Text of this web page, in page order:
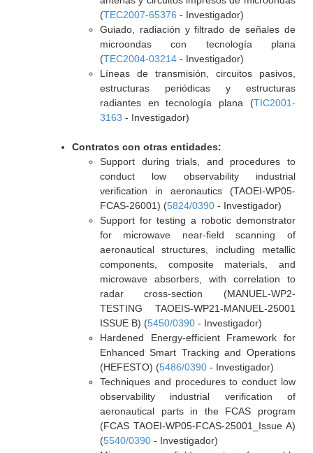
(TEC2007-65376 - Investigador)
Guiado, radiación y filtrado de señales de
microondas con tecnología plana
(TEC2004-03214- Investigador)
Líneas de transmisión, circuitos pasivos,
estructuras periódicas y estructuras
radiantes en tecnología plana (TIC2001-
3163 - Investigador)
Contratos con otras entidades:
Support during trials, and procedures to
conduct low observability industrial
verification in aeronautics (TAOEI-WP05-
FCAS-26001) (5824/0390- Investigador)
Support for testing a robotic demonstrator
for microwave near-field scanning of
aeronautical structures, including metallic
components, composite materials, and
microwave absorbers, with correlation to
radar cross-section (MANUEL-WP2-
TESTING TAOEIS-WP21-MANUEL-25001
ISSUE B) (5450/0390- Investigador)
Hardened Energy-efficient Framework for
Enhanced Smart Tracking and Operations
(HEFESTO) (5486/0390- Investigador)
Techniques and procedures to conduct low
observability industrial verification of
aeronautical parts in the FCAS program
(FCAS TAOEI-WP05-FCAS-25001_Issue A)
(5540/0390- Investigador)